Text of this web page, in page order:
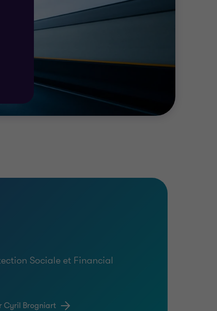
Sociale et Financial
Cyril Brogniart